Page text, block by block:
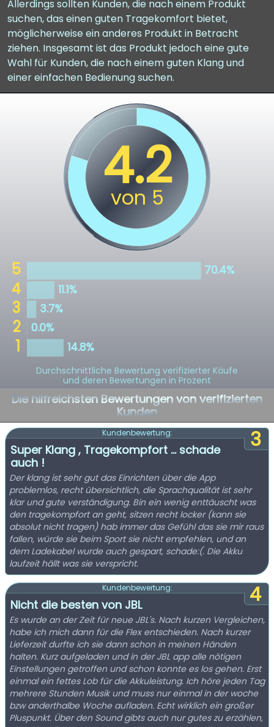
Allerdings sollten Kunden, die nach einem Produkt
suchen, das einen guten Tragekomfort bietet,
möglicherweise ein anderes Produkt in Betracht
ziehen. Insgesamt ist das Produkt jedoch eine gute
Wahl für Kunden, die nach einem guten Klang und
einer einfachen Bedienung suchen.
Durchschnittliche Bewertung verifizierter Käufe
und deren Bewertungen in Prozent
Die hilfreichsten Bewertungen von verifizierten
Kunden
3
Kundenbewertung:
Super Klang , Tragekompfort ... schade
auch !
Der klang ist sehr gut das Einrichten über die App
problemlos, recht übersichtlich, die Sprachqualität ist sehr
klar und gute verständigung. Bin ein wenig enttäuscht was
den tragekompfort an geht, sitzen recht locker (kann sie
absolut nicht tragen) hab immer das Gefühl das sie mir raus
fallen, würde sie beim Sport sie nicht empfehlen, und an
dem Ladekabel wurde auch gespart, schade:(. Die Akku
laufzeit hällt was sie verspricht.
4
Kundenbewertung:
Nicht die besten von JBL
Es wurde an der Zeit für neue JBL's. Nach kurzen Vergleichen,
habe ich mich dann für die Flex entschieden. Nach kurzer
Lieferzeit durfte ich sie dann schon in meinen Händen
halten. Kurz aufgeladen und in der JBL app alle nötigen
Einstellungen getroffen und schon konnte es los gehen. Erst
einmal ein fettes Lob für die Akkuleistung. Ich höre jeden Tag
mehrere Stunden Musik und muss nur einmal in der woche
bzw anderthalbe Woche aufladen. Echt wirklich ein großer
Pluspunkt. Über den Sound gibts auch nur gutes zu erzählen,